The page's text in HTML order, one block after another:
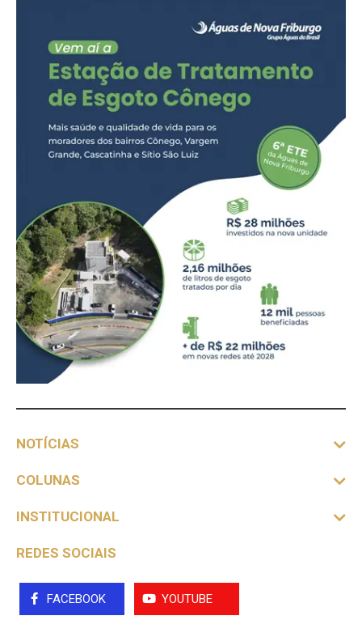
NOTÍCIAS
COLUNAS
INSTITUCIONAL
REDES SOCIAIS
FACEBOOK YOUTUBE